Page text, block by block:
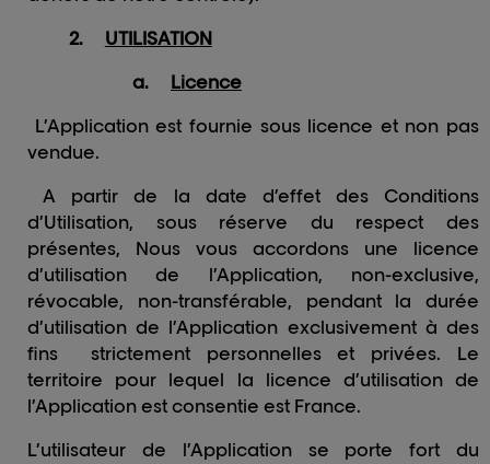
2.
UTILISATION
a.
Licence
L’Application est fournie sous licence et non pas
vendue.
A partir de la date d’effet des Conditions
d’Utilisation, sous réserve du respect des
présentes, Nous vous accordons une licence
d’utilisation de l’Application, non-exclusive,
révocable, non-transférable, pendant la durée
d’utilisation de l’Application exclusivement à des
fins strictement personnelles et privées. Le
territoire pour lequel la licence d’utilisation de
l’Application est consentie est France.
L’utilisateur de l’Application se porte fort du